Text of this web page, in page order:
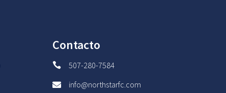
Contacto
 507-280-7584
 info@northstarfc.com